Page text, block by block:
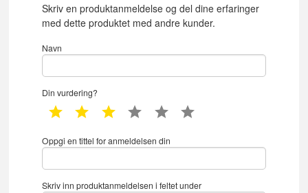
Skriv en produktanmeldelse og del dine erfaringer
med dette produktet med andre kunder.
Navn
Din vurdering?
1 star 2 star 3 star 4 star 5 star
Oppgi en tittel for anmeldelsen din
Skriv inn produktanmeldelsen i feltet under